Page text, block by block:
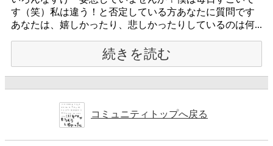
す（笑）私は違う！と否定している方あなたに質問です
あなたは、嬉しかったり、悲しかったりしているのは何...
続きを読む
コミュニティトップへ戻る